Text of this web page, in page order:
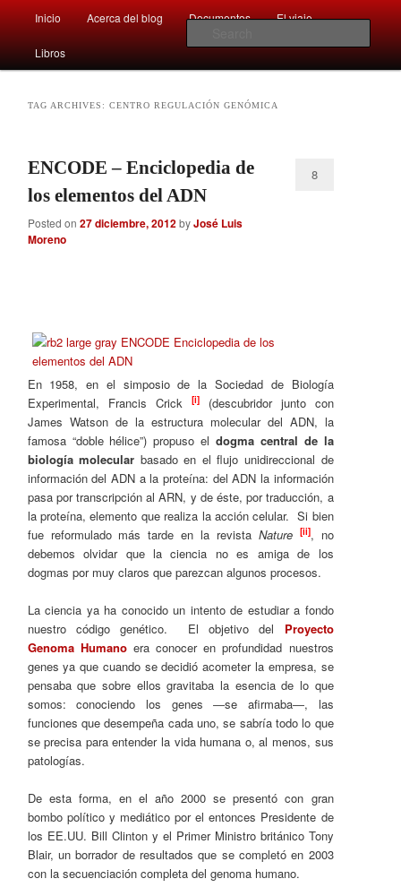
Afán por saber
nos rodea
Main
menu
Skip
to
Skip
to
Inicio Acerca del blog Documentos El viaje …
Libros
TAG ARCHIVES: CENTRO REGULACIÓN GENÓMICA
ENCODE – Enciclopedia de
los elementos del ADN
Posted on 27 diciembre, 2012byJosé Luis
Moreno
8
En 1958, en el simposio de la Sociedad de Biología
Experimental, Francis Crick
[i](descubridor junto con
James Watson de la estructura molecular del ADN, la
famosa “doble hélice”) propuso el dogma central de la
biología molecular basado en el flujo unidireccional de
información del ADN a la proteína: del ADN la información
pasa por transcripción al ARN, y de éste, por traducción, a
la proteína, elemento que realiza la acción celular. Si bien
fue reformulado más tarde en la revista Nature [ii], no
debemos olvidar que la ciencia no es amiga de los
dogmas por muy claros que parezcan algunos procesos.
La ciencia ya ha conocido un intento de estudiar a fondo
nuestro código genético. El objetivo del Proyecto
Genoma Humanoera conocer en profundidad nuestros
genes ya que cuando se decidió acometer la empresa, se
pensaba que sobre ellos gravitaba la esencia de lo que
somos: conociendo los genes ―se afirmaba―, las
funciones que desempeña cada uno, se sabría todo lo que
se precisa para entender la vida humana o, al menos, sus
patologías.
De esta forma, en el año 2000 se presentó con gran
bombo político y mediático por el entonces Presidente de
los EE.UU. Bill Clinton y el Primer Ministro británico Tony
Blair, un borrador de resultados que se completó en 2003
con la secuenciación completa del genoma humano.